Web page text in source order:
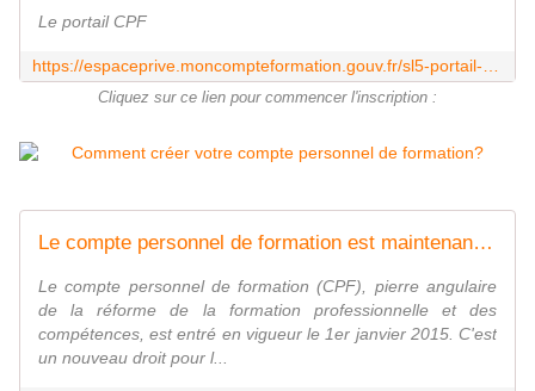
Le portail CPF
https://espaceprive.moncompteformation.gouv.fr/sl5-portail-web/inscription/?_HDIV_STATE_=17-1-D36E8E1C26BE6F226467F41E2B2D4599
Cliquez sur ce lien pour commencer l'inscription :
Le compte personnel de formation est maintenant accessible
Le compte personnel de formation (CPF), pierre angulaire
de la réforme de la formation professionnelle et des
compétences, est entré en vigueur le 1er janvier 2015. C'est
un nouveau droit pour l...